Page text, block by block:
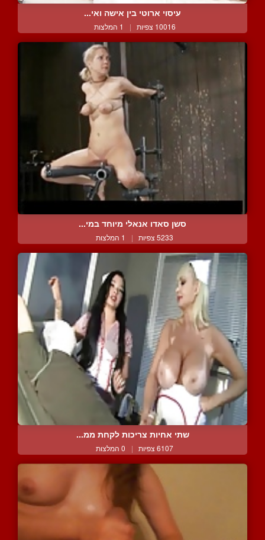
עיסוי ארוטי בין אישה ואי...
10016 צפיות | 1 המלצות
סשן סאדו אנאלי מיוחד במי...
5233 צפיות | 1 המלצות
שתי אחיות צריכות לקחת ממ...
6107 צפיות | 0 המלצות